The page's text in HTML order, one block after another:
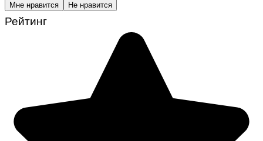
Мне нравится Не нравится
Рейтинг